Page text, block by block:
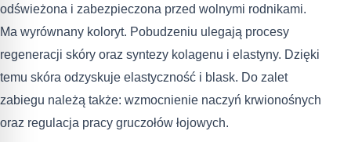
odświeżona i zabezpieczona przed wolnymi rodnikami.
Ma wyrównany koloryt. Pobudzeniu ulegają procesy
regeneracji skóry oraz syntezy kolagenu i elastyny. Dzięki
temu skóra odzyskuje elastyczność i blask. Do zalet
zabiegu należą także: wzmocnienie naczyń krwionośnych
oraz regulacja pracy gruczołów łojowych.